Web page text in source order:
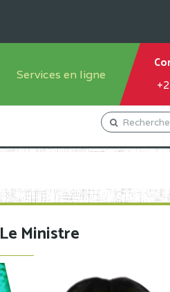
francophone
Services en ligne
Orientation Conseil
Gestion du Personnel
Demande de subvention
Le Ministre